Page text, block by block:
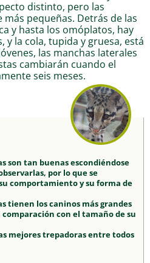
distinto, pero las
pequeñas. Detrás de las
y hasta los omóplatos, hay
y la cola, tupida y gruesa, está
las manchas laterales
cambiarán cuando el
seis meses.
son tan buenas escondiéndose
por lo que se
comportamiento y su forma de
tienen los caninos más grandes
con el tamaño de su
mejores trepadoras entre todos